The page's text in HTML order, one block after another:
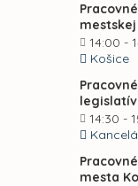
14:00 -
Košice
14:30 -
mesta